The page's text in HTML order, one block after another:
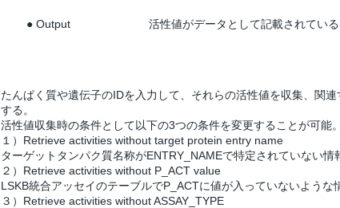
● Output 活性値がデータとして記載されてい
たんぱく質や遺伝子のIDを入力して、それらの活性値を収集、関
する。
活性値収集時の条件として以下の3つの条件を変更することが可能。
１）Retrieve activities without target protein entry name
ターゲットタンパク質名称がENTRY_NAMEで特定されていない情
２）Retrieve activities without P_ACT value
LSKB統合アッセイのテーブルでP_ACTに値が入っていないような
３）Retrieve activities without ASSAY_TYPE